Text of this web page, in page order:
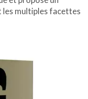
les multiples facettes